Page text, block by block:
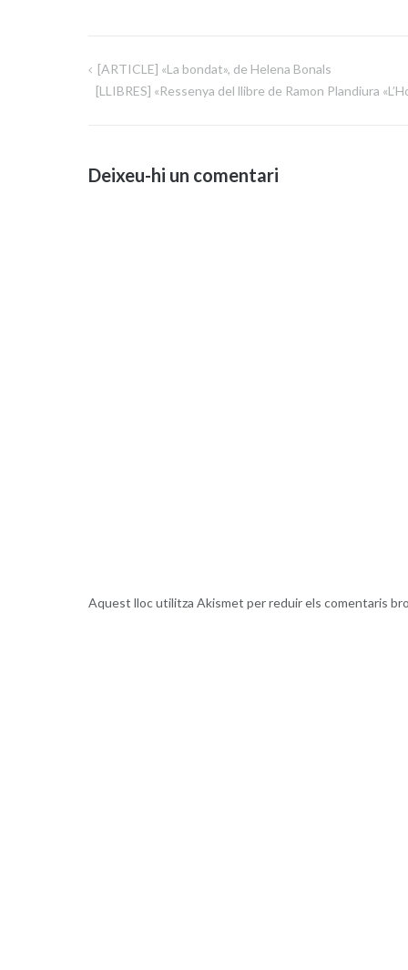
Navegació
[ARTICLE] «La bondat», de Helena Bonals
[LLIBRES] «Ressenya del llibre de Ramon Plandiura
Deixeu-hi un comentari
Aquest lloc utilitza Akismet per reduir els comentaris